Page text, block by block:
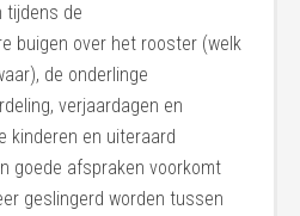
tijdens de
buigen over het rooster (welk
de onderlinge
verjaardagen en
kinderen en uiteraard
goede afspraken voorkomt
geslingerd worden tussen